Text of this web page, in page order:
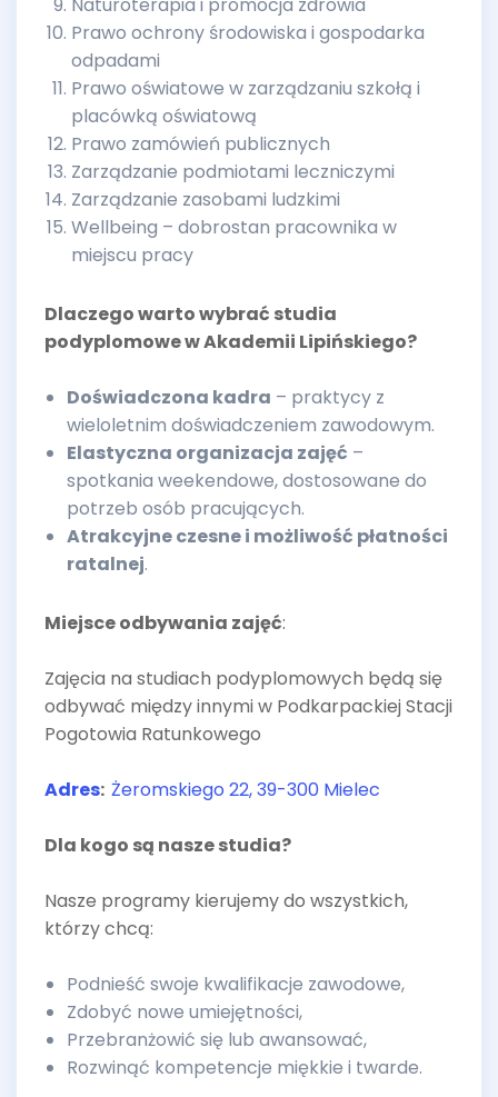
Prawo ochrony środowiska i gospodarka
odpadami
Prawo oświatowe w zarządzaniu szkołą i
placówką oświatową
Prawo zamówień publicznych
Zarządzanie podmiotami leczniczymi
Zarządzanie zasobami ludzkimi
Wellbeing – dobrostan pracownika w
miejscu pracy
Dlaczego warto wybrać studia
podyplomowe w Akademii Lipińskiego?
Doświadczona kadra – praktycy z
wieloletnim doświadczeniem zawodowym.
Elastyczna organizacja zajęć –
spotkania weekendowe, dostosowane do
potrzeb osób pracujących.
Atrakcyjne czesne i możliwość płatności
ratalnej.
Miejsce odbywania zajęć:
Zajęcia na studiach podyplomowych będą się
odbywać między innymi w Podkarpackiej Stacji
Pogotowia Ratunkowego
Adres: Żeromskiego 22, 39-300 Mielec
Dla kogo są nasze studia?
Nasze programy kierujemy do wszystkich,
którzy chcą:
Podnieść swoje kwalifikacje zawodowe,
Zdobyć nowe umiejętności,
Przebranżowić się lub awansować,
Rozwinąć kompetencje miękkie i twarde.